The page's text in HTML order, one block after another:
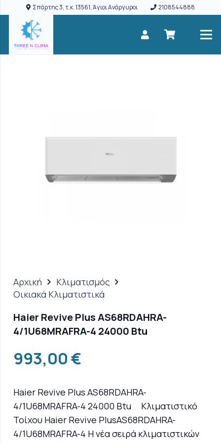
Σπάρτης 3, τ.κ. 13561, Άγιοι Ανάργυροι 2108544888
Αρχική
Κλιματισμός
Οικιακά Κλιματιστικά
Haier Revive Plus AS68RDAHRA-
4/1U68MRAFRA-4 24000 Btu
993,00€
Haier Revive Plus AS68RDAHRA-
4/1U68MRAFRA-4 24000 Btu Κλιματιστικό
Τοίχου Haier Revive PlusAS68RDAHRA-
4/1U68MRAFRA-4 Η νέα σειρά κλιματιστικών